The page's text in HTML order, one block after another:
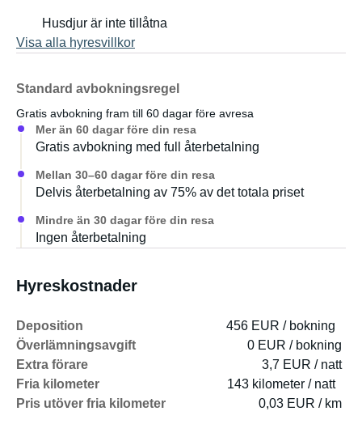
Husdjur är inte tillåtna
Visa alla hyresvillkor
Standard avbokningsregel
Gratis avbokning fram till 60 dagar före avresa
Mer än 60 dagar före din resa
Gratis avbokning med full återbetalning
Mellan 30–60 dagar före din resa
Delvis återbetalning av 75% av det totala priset
Mindre än 30 dagar före din resa
Ingen återbetalning
Hyreskostnader
Deposition
456 EUR / bokning
Överlämningsavgift
0 EUR / bokning
Extra förare
3,7 EUR / natt
Fria kilometer
143 kilometer / natt
Pris utöver fria kilometer
0,03 EUR / km